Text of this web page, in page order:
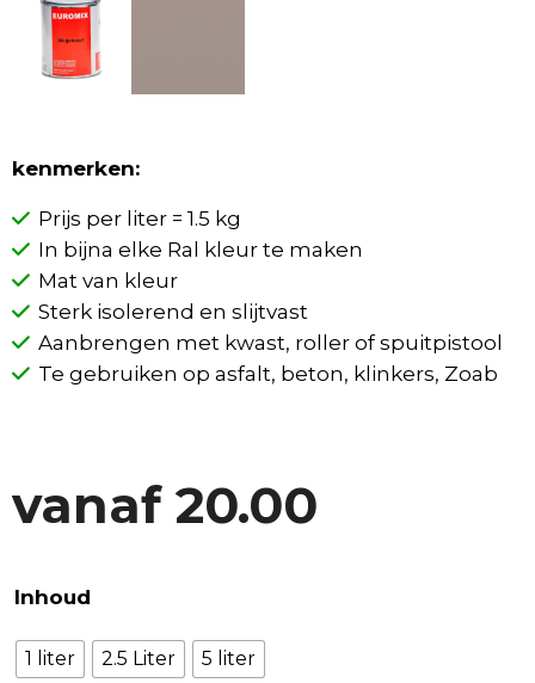
kenmerken:
Prijs per liter = 1.5 kg
In bijna elke Ral kleur te maken
Mat van kleur
Sterk isolerend en slijtvast
Aanbrengen met kwast, roller of spuitpistool
Te gebruiken op asfalt, beton, klinkers, Zoab
vanaf20.00
Inhoud
1 liter 2.5 Liter 5 liter